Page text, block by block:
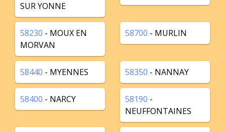
SUR YONNE
58230 - MOUX EN
MORVAN
58700 - MURLIN
58440 - MYENNES 58350 - NANNAY
58400 - NARCY 58190 -
NEUFFONTAINES